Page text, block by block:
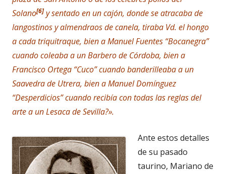
Solano[6] y sentado en un cajón, donde se atracaba de
langostinos y almendraos de canela, tiraba Vd. el hongo
a cada triquitraque, bien a Manuel Fuentes “Bocanegra”
cuando coleaba a un Barbero de Córdoba, bien a
Francisco Ortega “Cuco” cuando banderilleaba a un
Saavedra de Utrera, bien a Manuel Domínguez
“Desperdicios” cuando recibía con todas las reglas del
arte a un Lesaca de Sevilla?».
Ante estos detalles
de su pasado
taurino, Mariano de